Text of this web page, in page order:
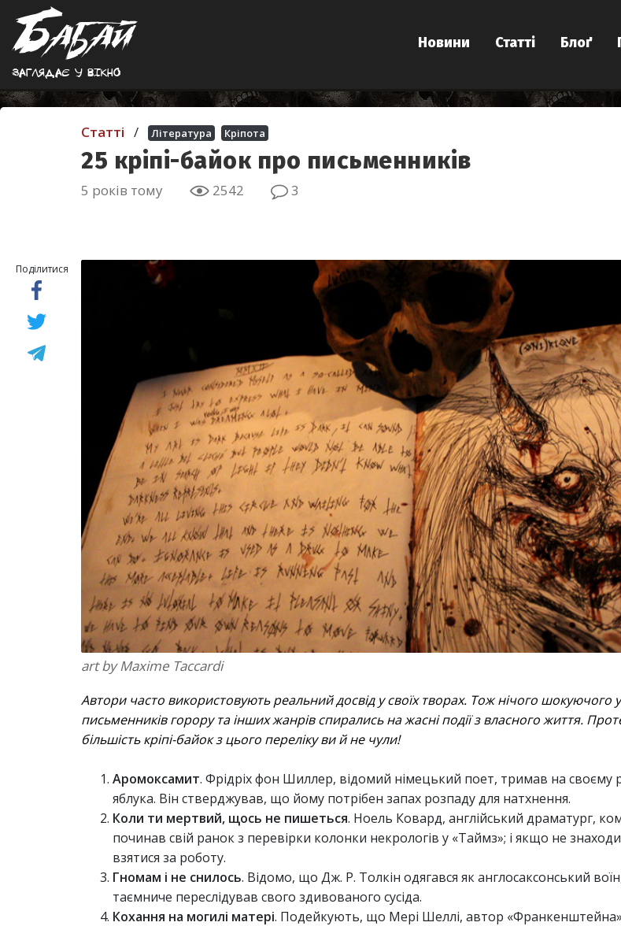
Заглядає у вiкно
Новини Статті Блоґ
Статті / Література Кріпота
25 кріпі-байок про письменників
5 років тому 2542 3
Поділитися
art by Maxime Taccardi
Автори часто використовують реальний досвід у своїх творах. Тож нічого шокуючого
письменників горору та інших жанрів спирались на жасні події з власного життя.
більшість кріпі-байок з цього переліку ви й не чули!
Аромоксамит. Фрідріх фон Шиллер, відомий німецький поет, тримав на своєму
яблука. Він стверджував, що йому потрібен запах розпаду для натхнення.
Коли ти мертвий, щось не пишеться. Ноель Ковард, англійський драматург,
починав свій ранок з перевірки колонки некрологів у «Таймз»; і якщо не
взятися за роботу.
Гномам і не снилось. Відомо, що Дж. Р. Толкін одягався як англосаксонський
таємниче переслідував свого здивованого сусіда.
Кохання на могилі матері. Подейкують, що Мері Шеллі, автор